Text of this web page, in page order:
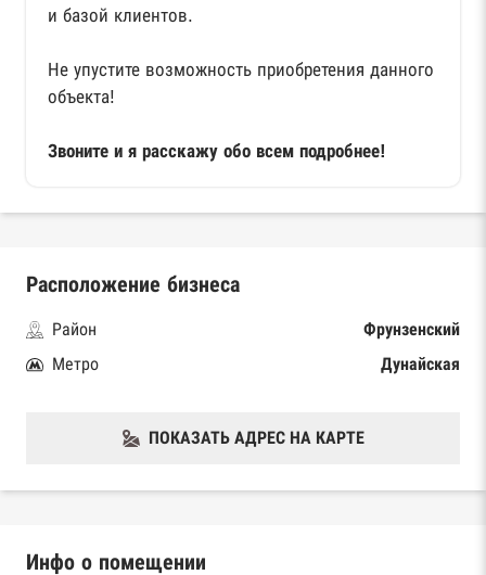
и базой клиентов.
Не упустите возможность приобретения данного
объекта!
Звоните и я расскажу обо всем подробнее!
Расположение бизнеса
Район
Фрунзенский
Метро
Дунайская
ПОКАЗАТЬ АДРЕС НА КАРТЕ
Инфо о помещении